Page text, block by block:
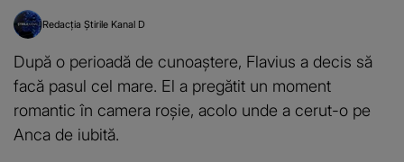
Redacția Știrile Kanal D
După o perioadă de cunoaștere, Flavius a decis să
facă pasul cel mare. El a pregătit un moment
romantic în camera roșie, acolo unde a cerut-o pe
Anca de iubită.